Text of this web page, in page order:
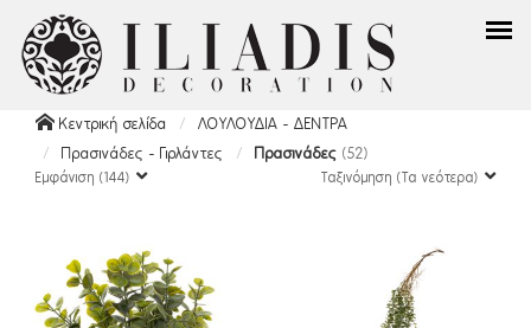
Κεντρική σελίδα
ΛΟΥΛΟΥΔΙΑ - ΔΕΝΤΡΑ
Πρασινάδες - Γιρλάντες
Πρασινάδες (52)
Εμφάνιση (144) Ταξινόμηση (Τα νεότερα)